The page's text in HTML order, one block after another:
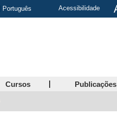
Acessibilidade
Português
Cursos Publicações